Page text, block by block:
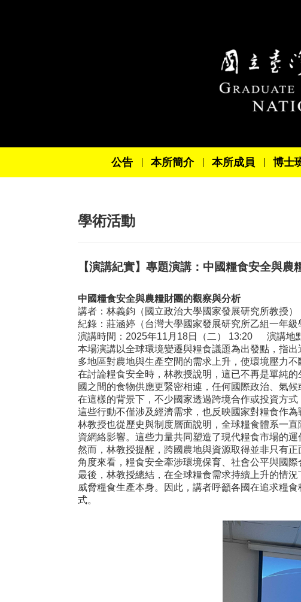
公告 本所簡介 本所成員 博士
學術活動
【演講紀實】專題演講：中國糧食安全與農
中國糧食安全與農糧財團的觀察與分析
講者：林義鈞（國立政治大學國家發展研究所教授）
紀錄：莊涵婷（台灣大學國家發展研究所乙組一年級
演講時間：2025年11月18日（二） 13:20 演講地
本場演講以全球環境變遷與糧食議題為出發點，指
多地區對農地與生產空間的需求上升，使環境壓力
在討論糧食安全時，林教授說明，這已不再是單純
國之間的食物供應更緊密相連，任何國際政治、氣
在這樣的背景下，不少國家透過跨境合作或投資方
這些行動不僅涉及經濟需求，也反映國家對糧食作
林教授也從歷史與制度層面說明，全球糧食體系一
資網絡影響。這些力量共同塑造了現代糧食市場的
然而，林教授提醒，跨國農地與資源取得並非只有
角度來看，糧食安全牽涉環境保育、社會公平與國
最後，林教授總結，在全球糧食需求持續上升的情
威脅糧食生產本身。因此，講者呼籲各國在追求糧
式。